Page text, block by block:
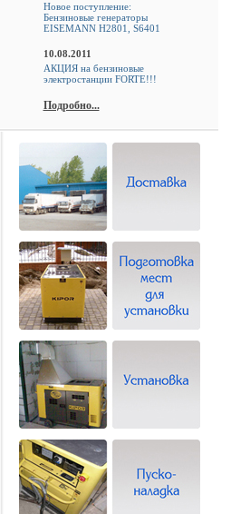
Новое поступление:
Бензиновые генераторы
EISEMANN H2801, S6401
10.08.2011
АКЦИЯ на бензиновые
электростанции FORTE!!!
Подробно...